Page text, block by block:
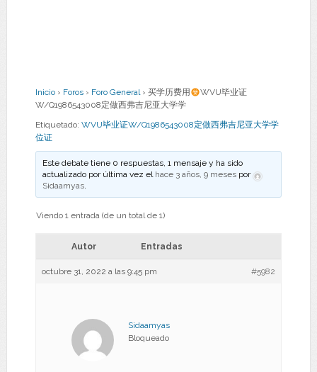
Inicio › Foros › Foro General › 买学历费用
WVU毕业证
W/Q1986543008定做西弗吉尼亚大学学
Etiquetado: WVU毕业证W/Q1986543008定做西弗吉尼亚大学学
位证
Este debate tiene 0 respuestas, 1 mensaje y ha sido
actualizado por última vez el hace 3 años, 9 meses por
Sidaamyas.
Viendo 1 entrada (de un total de 1)
Autor Entradas
octubre 31, 2022 a las 9:45 pm #5982
Sidaamyas
Bloqueado